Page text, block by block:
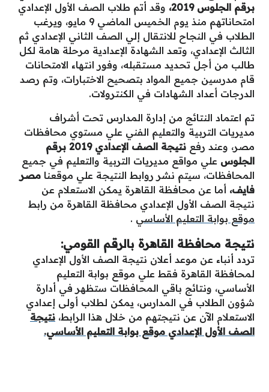
برقم الجلوس 2019،
وقد أتم طلاب الصف الأول الإعدادي
امتحاناتهم منذ يوم الخميس الماضي 9 مايو، ويرغب
الطلاب في النجاح للانتقال إلي الصف الثاني الإعدادي ثم
الثالث الإعدادي، وتعد الشهادة الإعدادية مرحلة هامة لكل
طالب من أجل تحديد مستقبله، وفور انتهاء الامتحانات
قام مدرسين جميع المواد بتصحيح الاختبارات، وتم رصد
الدرجات أعداد الشهادات في الكنترولات.
تم اعتماد النتائج من إدارة المدارس تحت أشراف
مديريات التربية والتعليم الفني علي مستوي محافظات
مصر، وعند رفع
نتيجة الصف الإعدادي 2019 برقم
الجلوس علي مواقع مديريات التربية والتعليم في جميع
المحافظات، سيتم نشر روابط النتيجة علي موقعنا مصر
فايف، أما عن محافظة القاهرة يمكن الاستعلام عن
نتيجة الصف الأول الإعدادي محافظة القاهرة من رابط
موقع بوابة التعليم الأساسي .
نتيجة محافظة القاهرة بالرقم القومي:
تردد أنباء عن موعد أعلان نتيجة الصف الأول الإعدادي
لمحافظة القاهرة فقط علي موقع بوابة التعليم
الأساسي، ونتائج باقي المحافظات ستظهر في أدارة
شؤون الطلاب في المدارس، يمكن لطلاب أولى إعدادي
الاستعلام الآن عن نتيجتهم من خلال هذا الرابط، نتيجة
الصف الأول الإعدادي موقع بوابة التعليم الأساسي.